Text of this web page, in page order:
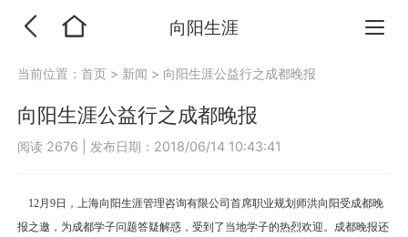
向阳生涯
当前位置：首页 > 新闻 > 向阳生涯公益行之成都晚报
向阳生涯公益行之成都晚报
阅读 2676 发布日期：2018/06/14 10:43:41
12月9日，上海向阳生涯管理咨询有限公司首席职业规划师洪向阳受成都晚
报之邀，为成都学子问题答疑解惑，受到了当地学子的热烈欢迎。成都晚报还